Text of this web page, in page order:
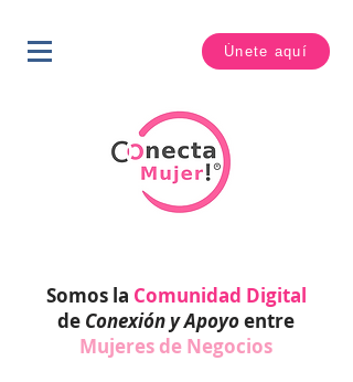
Únete aquí
Somos la Comunidad Digital
de Conexión y Apoyoentre
Mujeres de Negocios